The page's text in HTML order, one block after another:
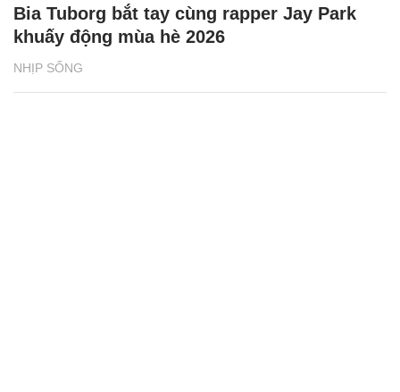
NHỊP SỐNG
Bia Tuborg bắt tay cùng rapper Jay Park
khuấy động mùa hè 2026